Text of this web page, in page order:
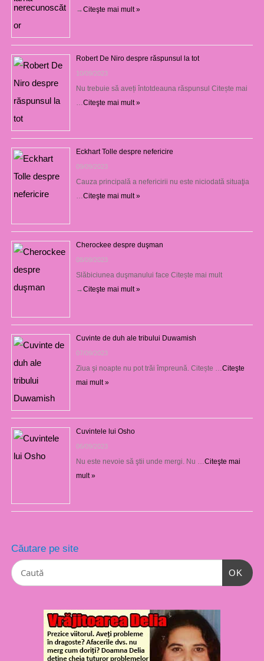
→Citeşte mai mult »
Robert De Niro despre răspunsul la tot
10/09/2023
Nu trebuie să aveți întotdeauna răspunsul Citește mai
Citeşte mai mult »
Eckhart Tolle despre nefericire
09/09/2023
Cauza principală a nefericirii nu este niciodată situaţia
Citeşte mai mult »
Cherockee despre duşman
08/09/2023
Slăbiciunea duşmanului face Citește mai mult
→Citeşte mai mult »
Cuvinte de duh ale tribului Duwamish
07/09/2023
Ziua şi noapte nu pot trăi împreună. Citește … Citeşte
mai mult »
Cuvintele lui Osho
06/09/2023
Nu este nevoie să ştii unde mergi. Nu … Citeşte mai
mult »
Căutare pe site
OK